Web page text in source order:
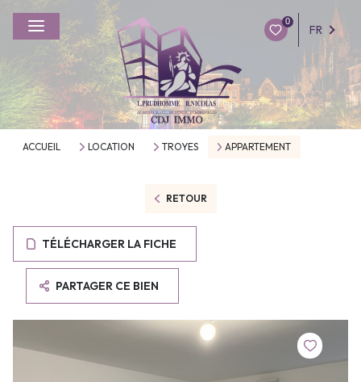
0
FR
ACCUEIL LOCATION TROYES APPARTEMENT
RETOUR
TÉLÉCHARGER LA FICHE
PARTAGER CE BIEN